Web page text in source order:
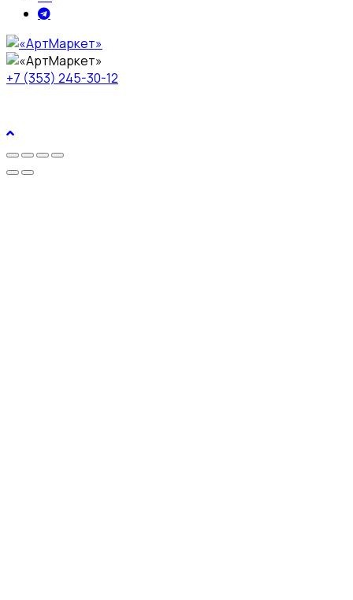
+7 (353) 245-30-12